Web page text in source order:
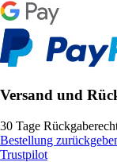
Versand und
30 Tage
Bestellung
Trustpilot